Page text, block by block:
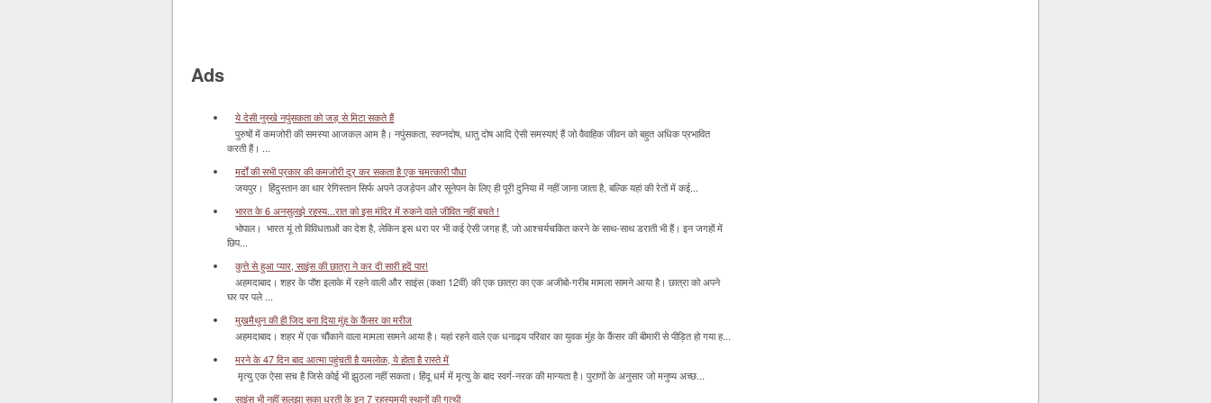
Ads
ये देसी नुस्खे नपुंसकता को जड़ से मिटा सकते हैं
पुरुषों में कमजोरी की समस्या आजकल आम है। नपुंसकता, स्वप्नदोष, धातु दोष आदि ऐसी समस्याएं हैं जो वैवाहिक जीवन को बहुत अधिक प्रभावित
करती हैं। ...
मर्दों की सभी प्रकार की कमजोरी दूर कर सकता है एक चमत्‍कारी पौधा
जयपुर। हिंदुस्‍तान का थार रेगिस्‍तान सिर्फ अपने उजड़ेपन और सूनेपन के लिए ही पूरी दुनिया में नहीं जाना जाता है, बल्कि यहां की रेतों में कई...
भारत के 6 अनसुलझे रहस्य...रात को इस मंदिर में रुकने वाले जीवित नहीं बचते !
भोपाल। भारत यूं तो विविधताओं का देश है, लेकिन इस धरा पर भी कई ऐसी जगह हैं, जो आश्चर्यचकित करने के साथ-साथ डराती भी हैं। इन जगहों में
छिप...
कुत्ते से हुआ प्यार, साइंस की छात्रा ने कर दी सारी हदें पार!
अहमदाबाद। शहर के पॉश इलाके में रहने वाली और साइंस (कक्षा 12वीं) की एक छात्रा का एक अजीबो-गरीब मामला सामने आया है। छात्रा को अपने
घर पर पले ...
मुखमैथुन की ही जिद बना दिया मुंह के कैंसर का मरीज
अहमदाबाद। शहर में एक चौंकाने वाला मामला सामने आया है। यहां रहने वाले एक धनाढ्य परिवार का युवक मुंंह के कैंसर की बीमारी से पीड़ित हो गया ह...
मरने के 47 दिन बाद आत्मा पहुंचती है यमलोक, ये होता है रास्ते में
मृत्यु एक ऐसा सच है जिसे कोई भी झुठला नहीं सकता। हिंदू धर्म में मृत्यु के बाद स्वर्ग-नरक की मान्यता है। पुराणों के अनुसार जो मनुष्य अच्छ...
साइंस भी नहीं सुलझा सका धरती के इन 7 रहस्यमयी स्थानों की गुत्थी